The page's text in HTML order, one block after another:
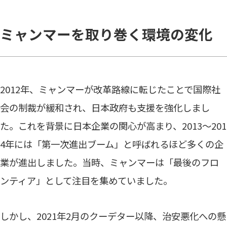
ミャンマーを取り巻く環境の変化
2012年、ミャンマーが改革路線に転じたことで国際社
会の制裁が緩和され、日本政府も支援を強化しまし
た。これを背景に日本企業の関心が高まり、2013〜201
4年には「第一次進出ブーム」と呼ばれるほど多くの企
業が進出しました。当時、ミャンマーは「最後のフロ
ンティア」として注目を集めていました。
しかし、2021年2月のクーデター以降、治安悪化への懸